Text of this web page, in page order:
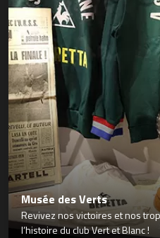
Musée des Verts
Revivez nos victoires et nos
l’histoire du club Vert et Blanc !